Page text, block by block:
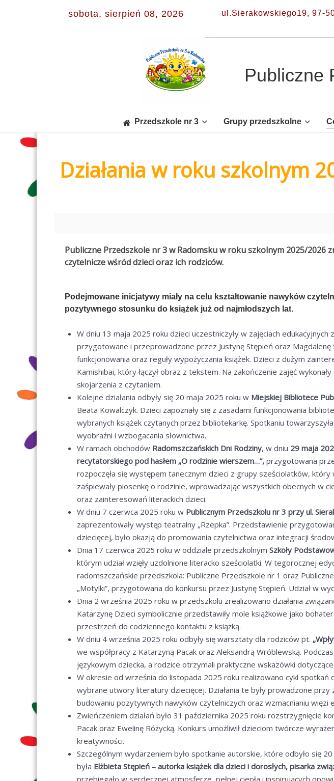
sobota, sierpień 08, 2026 ul.Sierakowskiego19, 97-
Publiczne
Przedszkole nr 3 Grupy przedszkolne
Działania w roku szkolnym
Publiczne Przedszkole nr 3 w Radomsku w roku szkolnym 2025/2026
czytelnicze wśród dzieci oraz ich rodziców.
Podejmowane inicjatywy miały na celu kształtowanie nawyków
pozytywnego stosunku do książek już od najmłodszych lat.
W dniu 13 maja 2025 roku dzieci uczestniczyły w zajęciach edukacyjnych
przygotowane i przeprowadzone przez Justynę Stępień oraz
funkcjonowania oraz reguły wypożyczania książek. Dzieci z dużym
Kamishibai, który łączył obraz z tekstem. Na zakończenie zajęć
skojarzenia z czytaniem.
Kolejne działania odbyły się 20 maja 2025 roku w Miejskiej Bibliotece
Beata Kowalczyk. Dzieci zapoznały się z zasadami funkcjonowania
wybranych książek czytanych przez bibliotekarkę. Spotkaniu
wyobraźni i wzbogacania słownictwa.
W ramach obchodów Radomszczańskich Dni Rodziny, w dniu 29 maja
recytatorskiego pod hasłem „O rodzinie wierszem…”, przygotowana
rozpoczęła się występem tanecznym dzieci z grupy sześciolatków,
zaśpiewały piosenkę o rodzinie, wprowadzając wszystkich obecnych w
oraz zainteresowań literackich dzieci.
W dniu 7 czerwca 2025 roku w Publicznym Przedszkolu nr 3 przy ul.
zaprezentowały występ teatralny „Rzepka”. Przedstawienie
dziecięcej, było okazją do promowania czytelnictwa oraz integracji
Dnia 17 czerwca 2025 roku w oddziale przedszkolnym Szkoły
którym udział wzięły uzdolnione literacko sześciolatki. W tegorocznej
radomszczańskie przedszkola: Publiczne Przedszkole nr 1 oraz
„Motylki”, przygotowana do konkursu przez Justynę Stępień. Udział w
Dnia 2 września 2025 roku w przedszkolu zrealizowano działania
Katarzynę Dzieci symbolicznie przedstawiły mole książkowe jako
przestrzeń do codziennego kontaktu z książką.
W dniu 4 września 2025 roku odbyły się warsztaty dla rodziców pt.
we współpracy z Katarzyną Pacak oraz Aleksandrą Wróblewską.
językowym dziecka, a rodzice otrzymali praktyczne wskazówki
W okresie od września do listopada 2025 roku realizowano cykl
wybrane utwory literatury dziecięcej. Działania te były prowadzone przy
budowaniu pozytywnych nawyków czytelniczych oraz wzmacnianiu więzi
Zwieńczeniem działań było 31 października 2025 roku rozstrzygnięcie
Pacak oraz Ewelinę Różycką. Konkurs umożliwił dzieciom twórcze
kreatywności.
Szczególnym wydarzeniem było spotkanie autorskie, które odbyło się
była Elżbieta Stępień – autorka książek dla dzieci i dorosłych, pisarka